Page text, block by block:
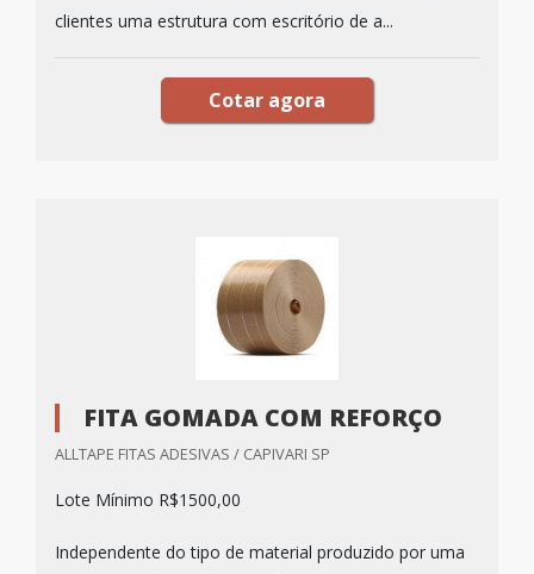
clientes uma estrutura com escritório de a...
Cotar agora
FITA GOMADA COM REFORÇO
ALLTAPE FITAS ADESIVAS / CAPIVARI SP
Lote Mínimo R$1500,00
Independente do tipo de material produzido por uma